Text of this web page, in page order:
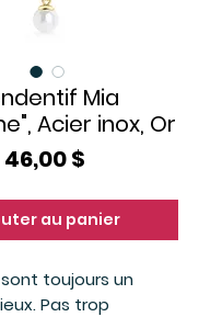
Mia
Acier inox, Or
46,00 $Prix
au panier
toujours un
Pas trop